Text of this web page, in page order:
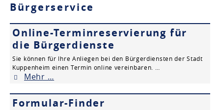
Bürgerservice
Online-Terminreservierung für
die Bürgerdienste
Sie können für Ihre Anliegen bei den Bürgerdiensten der Stadt
Kuppenheim einen Termin online vereinbaren. …
Mehr …
Formular-Finder